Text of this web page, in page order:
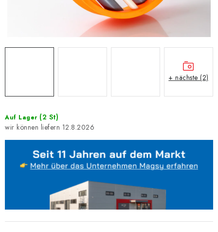
Auf Lager (2 St)
12.8.2026
+ nächste (2)